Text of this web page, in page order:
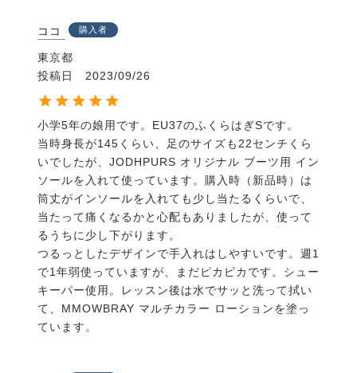
ココ 購入者
東京都
投稿日
2023/09/26
小学5年の娘用です。EU37のふくらはぎSです。
当時身長が145くらい、足のサイズも22センチくら
いでしたが、JODHPURS オリジナル ブーツ用 イン
ソールを入れて使っています。購入時（新品時）は
筒丈がインソールを入れても少し当たるくらいで、
当たって痛くなるかと心配もありましたが、使って
るうちに少し下がります。
つるっとしたデザインで手入れはしやすいです。週1
で1年弱使っていますが、まだピカピカです。シュー
キーパー使用。レッスン後は水でサッと洗って拭い
て、MMOWBRAY マルチカラー ローションを塗っ
ています。